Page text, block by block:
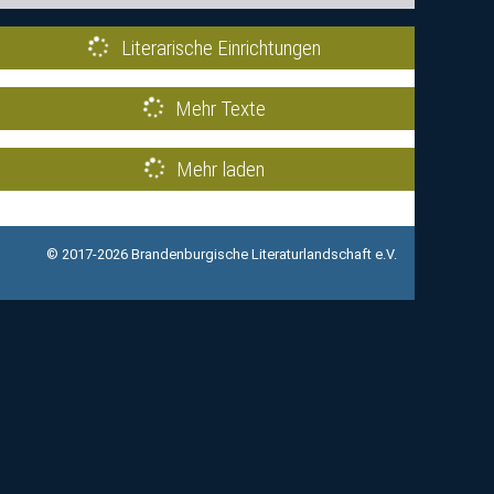
Literarische Einrichtungen
Mehr Texte
Mehr laden
© 2017-2026 Brandenburgische Literaturlandschaft e.V.